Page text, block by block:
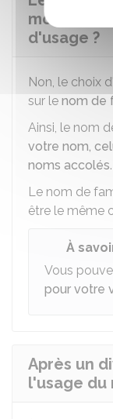
modifié si
d'usage ?
Non, le choix
sur le nom de
Ainsi, le nom
votre nom,
noms accolés.
Le nom de
être le même
À
Vous
pour votre
Après un
l'usage du